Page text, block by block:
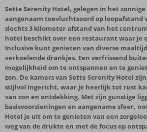
Sette Serenity Hotel, gelegen in het
aangenaam toevluchtsoord op loopafstand
slechts 3 kilometer afstand van het
hotel beschikt over een restaurant waar je
Inclusive kunt genieten van diverse
verkoelende drankjes. Een verfrissend
mogelijkheid om te ontspannen en te
zon. De kamers van Sette Serenity Hotel
stijlvol ingericht, waar je heerlijk tot rust
van zon en ontdekking. Met zijn gunstige
basisvoorzieningen en aangename sfeer,
Hotel je uit om te genieten van een
weg van de drukte en met de focus op